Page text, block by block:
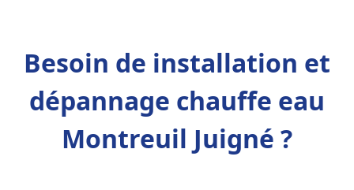
Besoin de installation et
dépannage chauffe eau
Montreuil Juigné ?